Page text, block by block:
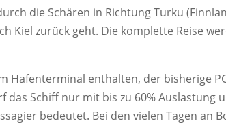
die Schären in Richtung Turku
Kiel zurück geht. Die komplette Reise
Hafenterminal enthalten, der bisherige
Schiff nur mit bis zu 60% Auslastung
bedeutet. Bei den vielen Tagen an